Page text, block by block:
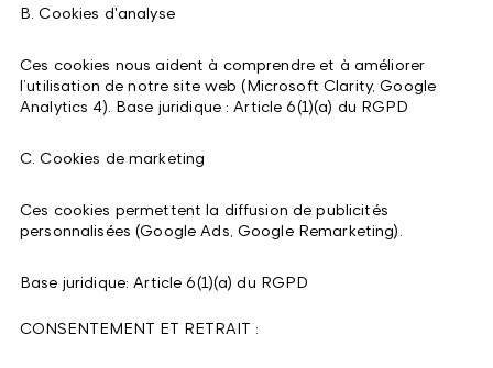
B. Cookies d'analyse
Ces cookies nous aident à comprendre et à améliorer
l’utilisation de notre site web (Microsoft Clarity, Google
Analytics 4). Base juridique : Article 6(1)(a) du RGPD
C. Cookies de marketing
Ces cookies permettent la diffusion de publicités
personnalisées (Google Ads, Google Remarketing).
Base juridique: Article 6(1)(a) du RGPD
CONSENTEMENT ET RETRAIT :